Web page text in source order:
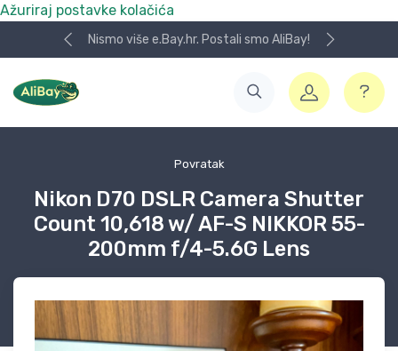
Ažuriraj postavke kolačića
Nismo više e.Bay.hr. Postali smo AliBay!
Povratak
Nikon D70 DSLR Camera Shutter
Count 10,618 w/ AF-S NIKKOR 55-
200mm f/4-5.6G Lens